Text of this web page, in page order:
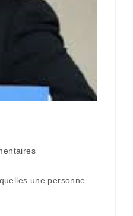
:
une personne